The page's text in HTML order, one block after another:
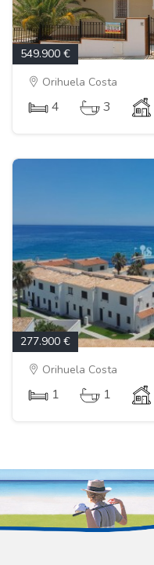
549.900 €
Orihuela Costa
4 3
277.900 €
Orihuela Costa
1 1